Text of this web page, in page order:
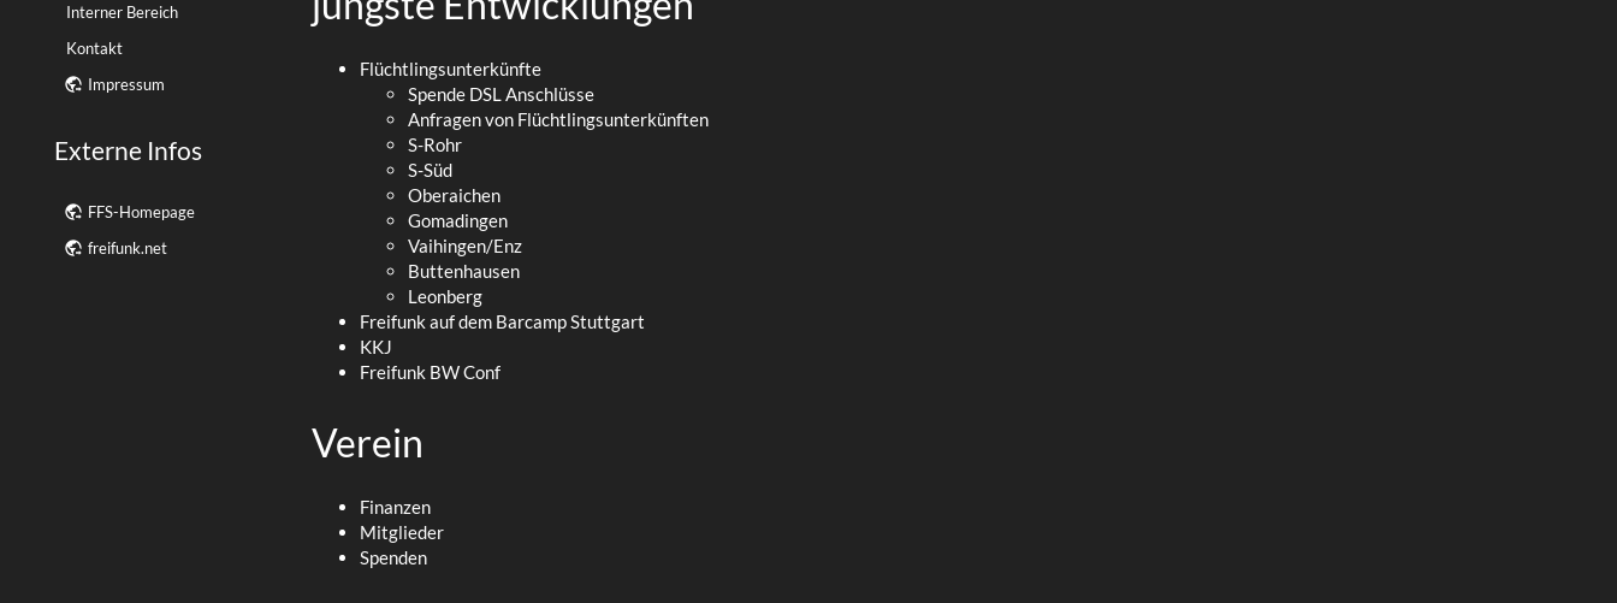
Interner Bereich
Kontakt
Impressum
Externe Infos
FFS-Homepage
freifunk.net
Flüchtlingsunterkünfte
Spende DSL Anschlüsse
Anfragen von Flüchtlingsunterkünften
S-Rohr
S-Süd
Oberaichen
Gomadingen
Vaihingen/Enz
Buttenhausen
Leonberg
Freifunk auf dem Barcamp Stuttgart
KKJ
Freifunk BW Conf
Verein
Finanzen
Mitglieder
Spenden